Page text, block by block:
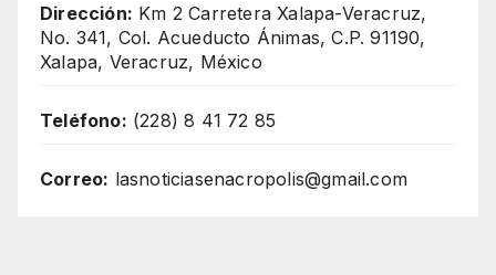
Dirección: Km 2 Carretera Xalapa-Veracruz,
No. 341, Col. Acueducto Ánimas, C.P. 91190,
Xalapa, Veracruz, México
Teléfono: (228) 8 41 72 85
Correo: lasnoticiasenacropolis@gmail.com